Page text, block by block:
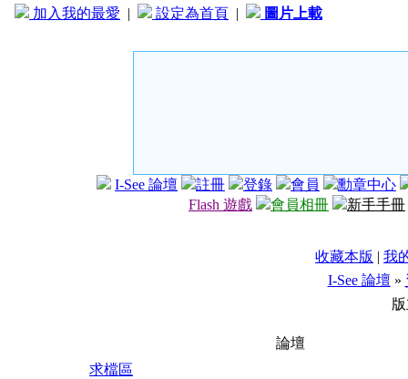
加入我的最愛 | 設定為首頁 | 圖片上載
I-See 論壇 註冊 登錄 會員
勳章中心
Flash 遊戲
會員相冊 新手手冊
收藏本版 | 我
I-See 論壇 »
論壇
求檔區